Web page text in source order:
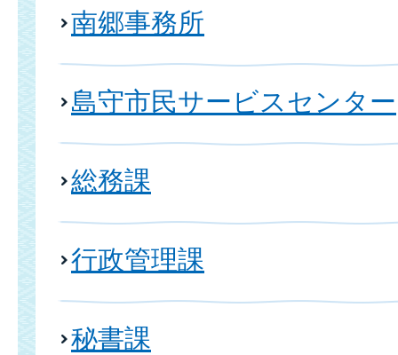
南郷事務所
島守市民サービスセンター
総務課
行政管理課
秘書課